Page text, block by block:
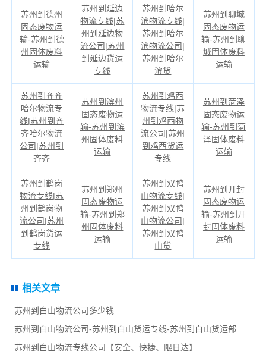
苏州到德州
固态废物运
输-苏州到德
州固体废料
运输
苏州到延边
物流专线|苏
州到延边物
流公司|苏州
到延边货运
专线
苏州到哈尔
滨物流专线|
苏州到哈尔
滨物流公司|
苏州到哈尔
滨货
苏州到聊城
固态废物运
输-苏州到聊
城固体废料
运输
苏州到齐齐
哈尔物流专
线|苏州到齐
齐哈尔物流
公司|苏州到
齐齐
苏州到滨州
固态废物运
输-苏州到滨
州固体废料
运输
苏州到鸡西
物流专线|苏
州到鸡西物
流公司|苏州
到鸡西货运
专线
苏州到菏泽
固态废物运
输-苏州到菏
泽固体废料
运输
苏州到鹤岗
物流专线|苏
州到鹤岗物
流公司|苏州
到鹤岗货运
专线
苏州到郑州
固态废物运
输-苏州到郑
州固体废料
运输
苏州到双鸭
山物流专线|
苏州到双鸭
山物流公司|
苏州到双鸭
山货
苏州到开封
固态废物运
输-苏州到开
封固体废料
运输
相关文章
苏州到白山物流公司多少钱
苏州到白山物流公司-苏州到白山货运专线-苏州到白山货运部
苏州到白山物流专线公司【安全、快捷、限日达】